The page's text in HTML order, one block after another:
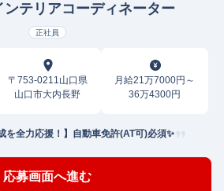
ンテリアコーディネーター
正社員
〒753-0211山口県
山口市大内長野
月給21万7000円～
36万4300円
を全力応援！】自動車免許(AT可)必須✨
応募画面へ進む